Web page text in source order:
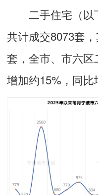
二手住宅（以
共计成交8073套
套，全市、市六
增加约15%，同比